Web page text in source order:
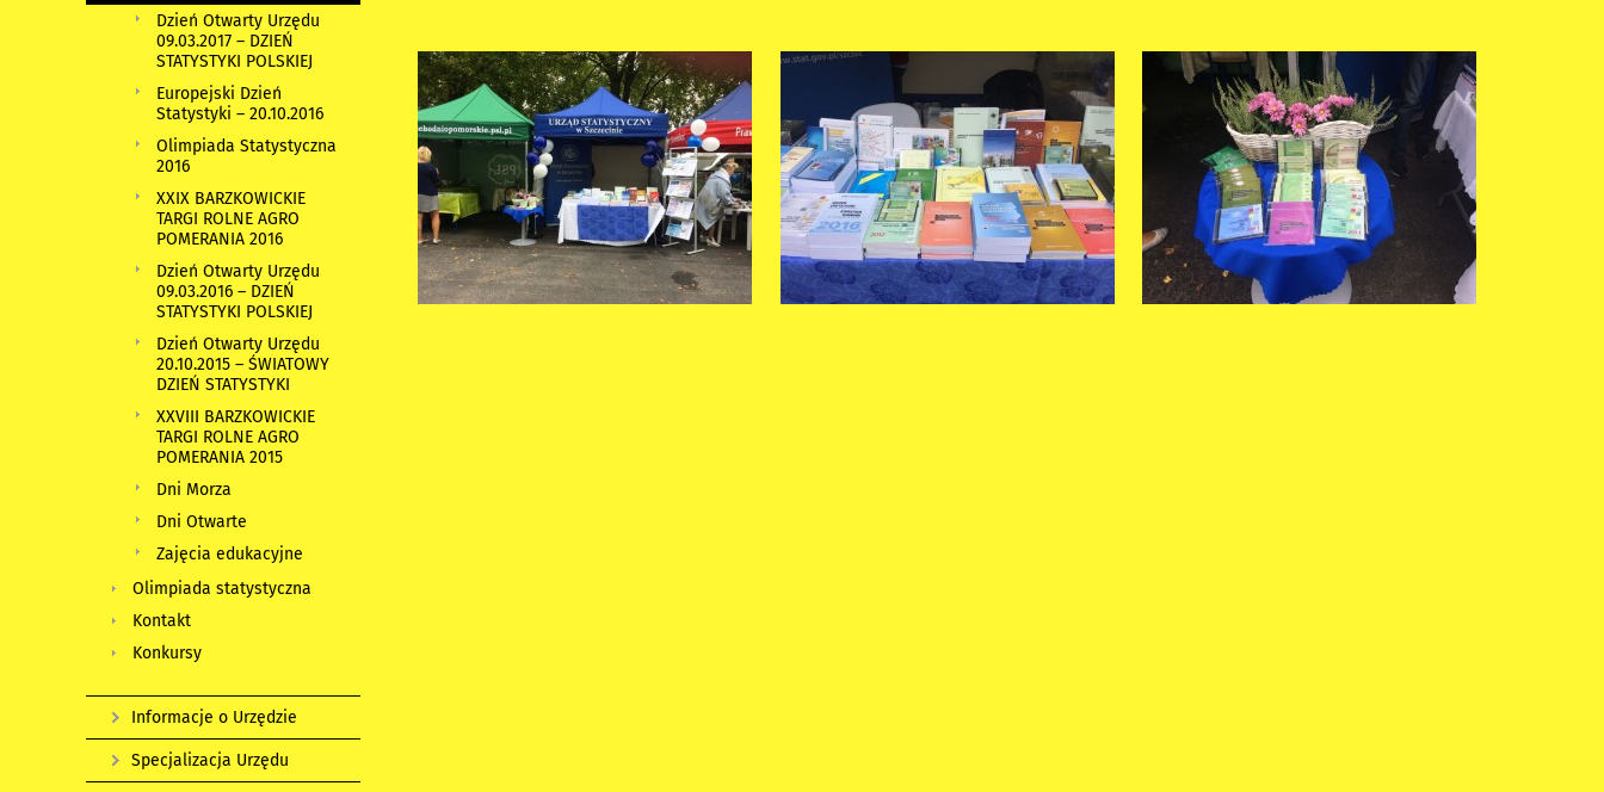
Dzień Otwarty Urzędu
09.03.2017 – DZIEŃ
STATYSTYKI POLSKIEJ
Europejski Dzień
Statystyki – 20.10.2016
Olimpiada Statystyczna
2016
XXIX BARZKOWICKIE
TARGI ROLNE AGRO
POMERANIA 2016
Dzień Otwarty Urzędu
09.03.2016 – DZIEŃ
STATYSTYKI POLSKIEJ
Dzień Otwarty Urzędu
20.10.2015 – ŚWIATOWY
DZIEŃ STATYSTYKI
XXVIII BARZKOWICKIE
TARGI ROLNE AGRO
POMERANIA 2015
Dni Morza
Dni Otwarte
Zajęcia edukacyjne
Olimpiada statystyczna
Kontakt
Konkursy
Informacje o Urzędzie
Specjalizacja Urzędu